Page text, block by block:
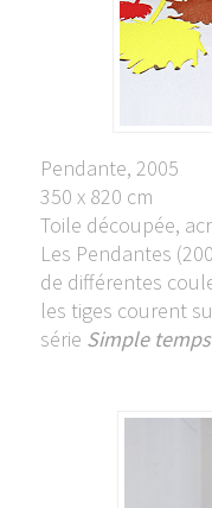
Pendante, 2005
350 x 820 cm
Toile découpée,
Les Pendantes
de différentes
les tiges courent
série Simple temps